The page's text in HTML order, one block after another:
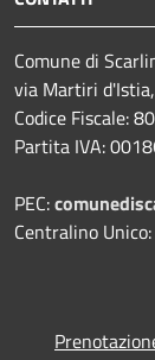
Comune di
via Martiri
Codice Fiscale:
Partita IVA:
PEC:
Centralino